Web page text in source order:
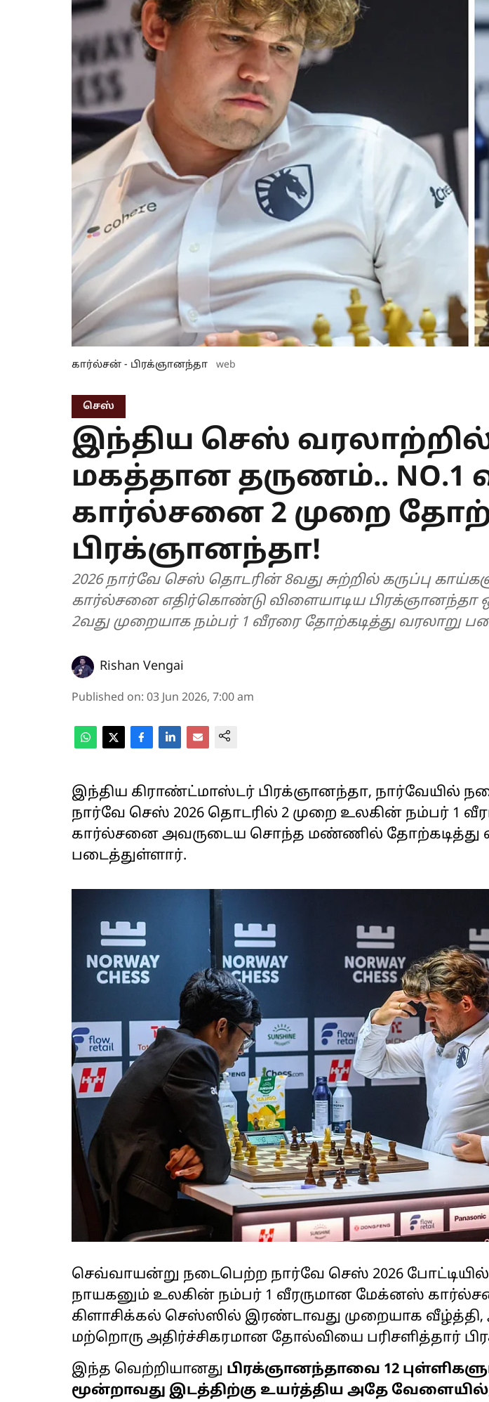
கார்ல்சன் - பிரக்ஞானந்தா web
செஸ்
இந்திய செஸ்
மகத்தான தருணம்.. NO.1
கார்ல்சனை 2 முறை
பிரக்ஞானந்தா!
2026 நார்வே செஸ் தொடரின் 8வது சுற்றில் கருப்பு
கார்ல்சனை எதிர்கொண்டு விளையாடிய பிரக்ஞானந்தா
2வது முறையாக நம்பர் 1 வீரரை தோற்கடித்து வரலாறு
Rishan Vengai
Published on: 03 Jun 2026, 7:00 am
இந்திய கிராண்ட்மாஸ்டர் பிரக்ஞானந்தா, நார்வேயில்
நார்வே செஸ் 2026 தொடரில் 2 முறை உலகின் நம்பர் 1
கார்ல்சனை அவருடைய சொந்த மண்ணில் தோற்கடித்து
படைத்துள்ளார்.
செவ்வாயன்று நடைபெற்ற நார்வே செஸ் 2026
நாயகனும் உலகின் நம்பர் 1 வீரருமான மேக்னஸ்
கிளாசிக்கல் செஸ்ஸில் இரண்டாவது முறையாக வீழ்த்தி,
மற்றொரு அதிர்ச்சிகரமான தோல்வியை பரிசளித்தார்
இந்த வெற்றியானது பிரக்ஞானந்தாவை 12
மூன்றாவது இடத்திற்கு உயர்த்திய அதே